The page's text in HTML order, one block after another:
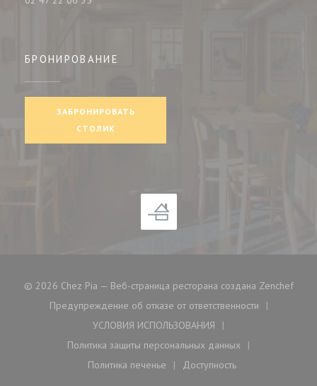
БРОНИРОВАНИЕ
ЗАБРОНИРОВАТЬ
СТОЛИК
© 2026 Chez Pia — Веб-страница ресторана создана Zenchef
Предупреждение об отказе от ответственности
((открывается в новом окне))
УСЛОВИЯ ИСПОЛЬЗОВАНИЯ
((открывается в новом окне))
Политика защиты персональных данных
((открывается в новом окне))
Политика печенье
((открывается в новом окне))
Доступность